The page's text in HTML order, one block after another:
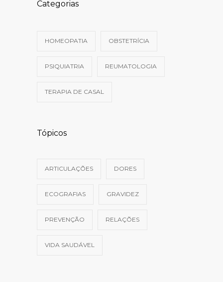
Categorias
HOMEOPATIA OBSTETRÍCIA
PSIQUIATRIA REUMATOLOGIA
TERAPIA DE CASAL
Tópicos
ARTICULAÇÕES DORES
ECOGRAFIAS GRAVIDEZ
PREVENÇÃO RELAÇÕES
VIDA SAUDÁVEL